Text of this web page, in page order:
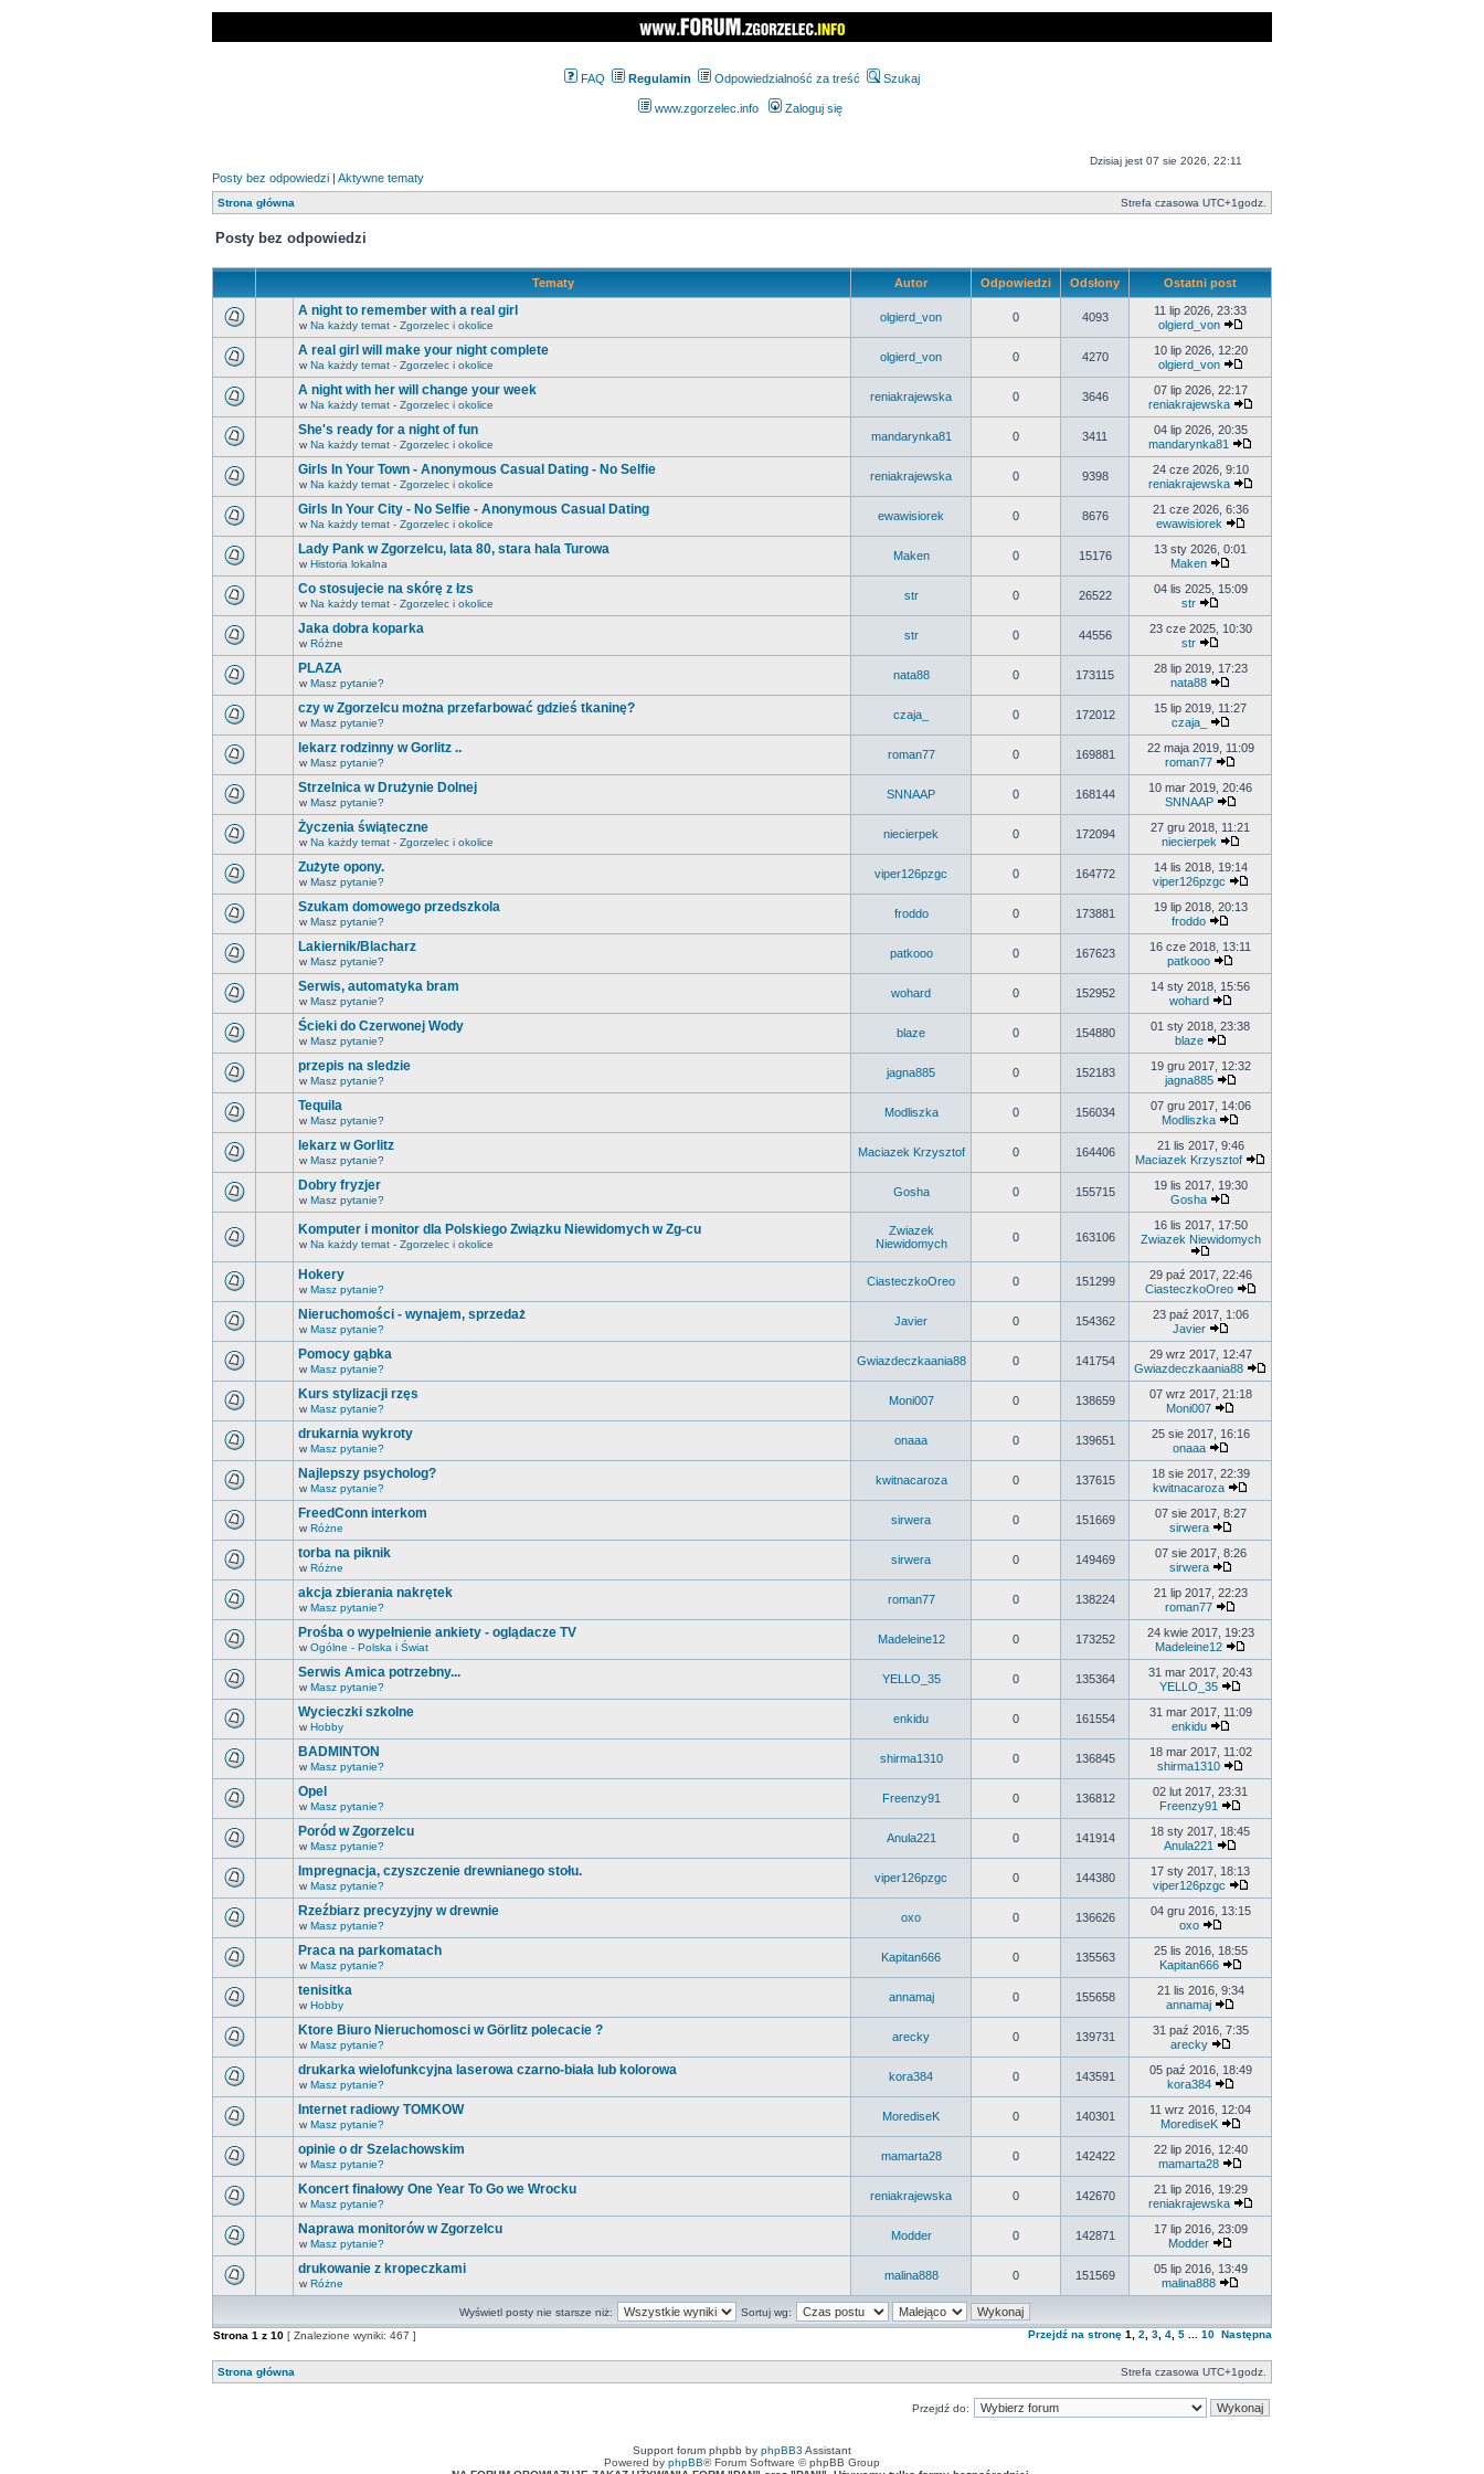
FAQ Regulamin Odpowiedzialność za treść Szukaj
www.zgorzelec.info Zaloguj się
Dzisiaj jest 07 sie 2026, 22:11
Posty bez odpowiedzi | Aktywne tematy
Strona główna Strefa czasowa UTC+1godz.
Posty bez odpowiedzi
Tematy Autor Odpowiedzi Odsłony Ostatni post
A night to remember with a real girl
w Na każdy temat - Zgorzelec i okolice
olgierd_von 0 4093
11 lip 2026, 23:33
olgierd_von
A real girl will make your night complete
w Na każdy temat - Zgorzelec i okolice
olgierd_von 0 4270
10 lip 2026, 12:20
olgierd_von
A night with her will change your week
w Na każdy temat - Zgorzelec i okolice
reniakrajewska 0 3646
07 lip 2026, 22:17
reniakrajewska
She's ready for a night of fun
w Na każdy temat - Zgorzelec i okolice
mandarynka81 0 3411
04 lip 2026, 20:35
mandarynka81
Girls In Your Town - Anonymous Casual Dating - No Selfie
w Na każdy temat - Zgorzelec i okolice
reniakrajewska 0 9398
24 cze 2026, 9:10
reniakrajewska
Girls In Your City - No Selfie - Anonymous Casual Dating
w Na każdy temat - Zgorzelec i okolice
ewawisiorek 0 8676
21 cze 2026, 6:36
ewawisiorek
Lady Pank w Zgorzelcu, lata 80, stara hala Turowa
w Historia lokalna
Maken 0 15176
13 sty 2026, 0:01
Maken
Co stosujecie na skórę z łzs
w Na każdy temat - Zgorzelec i okolice
str 0 26522
04 lis 2025, 15:09
str
Jaka dobra koparka
w Różne
str 0 44556
23 cze 2025, 10:30
str
PLAZA
w Masz pytanie?
nata88 0 173115
28 lip 2019, 17:23
nata88
czy w Zgorzelcu można przefarbować gdzieś tkaninę?
w Masz pytanie?
czaja_ 0 172012
15 lip 2019, 11:27
czaja_
lekarz rodzinny w Gorlitz ..
w Masz pytanie?
roman77 0 169881
22 maja 2019, 11:09
roman77
Strzelnica w Drużynie Dolnej
w Masz pytanie?
SNNAAP 0 168144
10 mar 2019, 20:46
SNNAAP
Życzenia świąteczne
w Na każdy temat - Zgorzelec i okolice
niecierpek 0 172094
27 gru 2018, 11:21
niecierpek
Zużyte opony.
w Masz pytanie?
viper126pzgc 0 164772
14 lis 2018, 19:14
viper126pzgc
Szukam domowego przedszkola
w Masz pytanie?
froddo 0 173881
19 lip 2018, 20:13
froddo
Lakiernik/Blacharz
w Masz pytanie?
patkooo 0 167623
16 cze 2018, 13:11
patkooo
Serwis, automatyka bram
w Masz pytanie?
wohard 0 152952
14 sty 2018, 15:56
wohard
Ścieki do Czerwonej Wody
w Masz pytanie?
blaze 0 154880
01 sty 2018, 23:38
blaze
przepis na sledzie
w Masz pytanie?
jagna885 0 152183
19 gru 2017, 12:32
jagna885
Tequila
w Masz pytanie?
Modliszka 0 156034
07 gru 2017, 14:06
Modliszka
lekarz w Gorlitz
w Masz pytanie?
Maciazek Krzysztof 0 164406
21 lis 2017, 9:46
Maciazek Krzysztof
Dobry fryzjer
w Masz pytanie?
Gosha 0 155715
19 lis 2017, 19:30
Gosha
Komputer i monitor dla Polskiego Związku Niewidomych w Zg-cu
w Na każdy temat - Zgorzelec i okolice
Zwiazek
Niewidomych
0 163106
16 lis 2017, 17:50
Zwiazek Niewidomych
Hokery
w Masz pytanie?
CiasteczkoOreo 0 151299
29 paź 2017, 22:46
CiasteczkoOreo
Nieruchomości - wynajem, sprzedaż
w Masz pytanie?
Javier 0 154362
23 paź 2017, 1:06
Javier
Pomocy gąbka
w Masz pytanie?
Gwiazdeczkaania88 0 141754
29 wrz 2017, 12:47
Gwiazdeczkaania88
Kurs stylizacji rzęs
w Masz pytanie?
Moni007 0 138659
07 wrz 2017, 21:18
Moni007
drukarnia wykroty
w Masz pytanie?
onaaa 0 139651
25 sie 2017, 16:16
onaaa
Najlepszy psycholog?
w Masz pytanie?
kwitnacaroza 0 137615
18 sie 2017, 22:39
kwitnacaroza
FreedConn interkom
w Różne
sirwera 0 151669
07 sie 2017, 8:27
sirwera
torba na piknik
w Różne
sirwera 0 149469
07 sie 2017, 8:26
sirwera
akcja zbierania nakrętek
w Masz pytanie?
roman77 0 138224
21 lip 2017, 22:23
roman77
Prośba o wypełnienie ankiety - oglądacze TV
w Ogólne - Polska i Świat
Madeleine12 0 173252
24 kwie 2017, 19:23
Madeleine12
Serwis Amica potrzebny...
w Masz pytanie?
YELLO_35 0 135364
31 mar 2017, 20:43
YELLO_35
Wycieczki szkolne
w Hobby
enkidu 0 161554
31 mar 2017, 11:09
enkidu
BADMINTON
w Masz pytanie?
shirma1310 0 136845
18 mar 2017, 11:02
shirma1310
Opel
w Masz pytanie?
Freenzy91 0 136812
02 lut 2017, 23:31
Freenzy91
Poród w Zgorzelcu
w Masz pytanie?
Anula221 0 141914
18 sty 2017, 18:45
Anula221
Impregnacja, czyszczenie drewnianego stołu.
w Masz pytanie?
viper126pzgc 0 144380
17 sty 2017, 18:13
viper126pzgc
Rzeźbiarz precyzyjny w drewnie
w Masz pytanie?
oxo 0 136626
04 gru 2016, 13:15
oxo
Praca na parkomatach
w Masz pytanie?
Kapitan666 0 135563
25 lis 2016, 18:55
Kapitan666
tenisitka
w Hobby
annamaj 0 155658
21 lis 2016, 9:34
annamaj
Ktore Biuro Nieruchomosci w Görlitz polecacie ?
w Masz pytanie?
arecky 0 139731
31 paź 2016, 7:35
arecky
drukarka wielofunkcyjna laserowa czarno-biała lub kolorowa
w Masz pytanie?
kora384 0 143591
05 paź 2016, 18:49
kora384
Internet radiowy TOMKOW
w Masz pytanie?
MorediseK 0 140301
11 wrz 2016, 12:04
MorediseK
opinie o dr Szelachowskim
w Masz pytanie?
mamarta28 0 142422
22 lip 2016, 12:40
mamarta28
Koncert finałowy One Year To Go we Wrocku
w Masz pytanie?
reniakrajewska 0 142670
21 lip 2016, 19:29
reniakrajewska
Naprawa monitorów w Zgorzelcu
w Masz pytanie?
Modder 0 142871
17 lip 2016, 23:09
Modder
drukowanie z kropeczkami
w Różne
malina888 0 151569
05 lip 2016, 13:49
malina888
Wyświetl posty nie starsze niż:
Sortuj wg:
Strona 1 z 10 [ Znalezione wyniki: 467 ] Przejdź na stronę 1 2 3 4 5 10 Następna
Strona główna Strefa czasowa UTC+1godz.
Przejdź do:
Support forum phpbb by phpBB3 Assistant
Powered by phpBB® Forum Software © phpBB Group